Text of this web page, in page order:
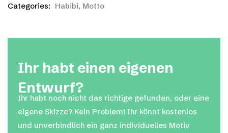
Categories: Habibi, Motto
Ihr habt einen eigenen
Entwurf?
Ihr habt noch nicht das richtige gefunden, oder eine
eigene Skizze? Kein Problem! Ihr könnt kostenlos
und unverbindlich ein ganz individuelles Motiv